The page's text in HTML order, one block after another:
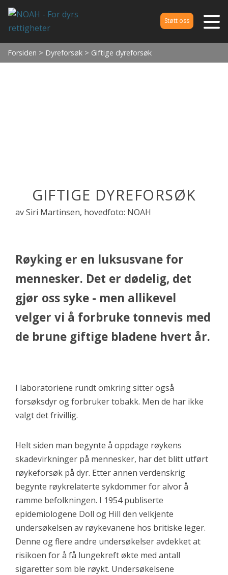
Støtt oss
Forsiden > Dyreforsøk > Giftige dyreforsøk
GIFTIGE DYREFORSØK
av Siri Martinsen, hovedfoto: NOAH
Røyking er en luksusvane for
mennesker. Det er dødelig, det
gjør oss syke - men allikevel
velger vi å forbruke tonnevis med
de brune giftige bladene hvert år.
I laboratoriene rundt omkring sitter også
forsøksdyr og forbruker tobakk. Men de har ikke
valgt det frivillig.
Helt siden man begynte å oppdage røykens
skadevirkninger på mennesker, har det blitt utført
røykeforsøk på dyr. Etter annen verdenskrig
begynte røykrelaterte sykdommer for alvor å
ramme befolkningen. I 1954 publiserte
epidemiologene Doll og Hill den velkjente
undersøkelsen av røykevanene hos britiske leger.
Denne og flere andre undersøkelser avdekket at
risikoen for å få lungekreft økte med antall
sigaretter som ble røykt. Undersøkelsene